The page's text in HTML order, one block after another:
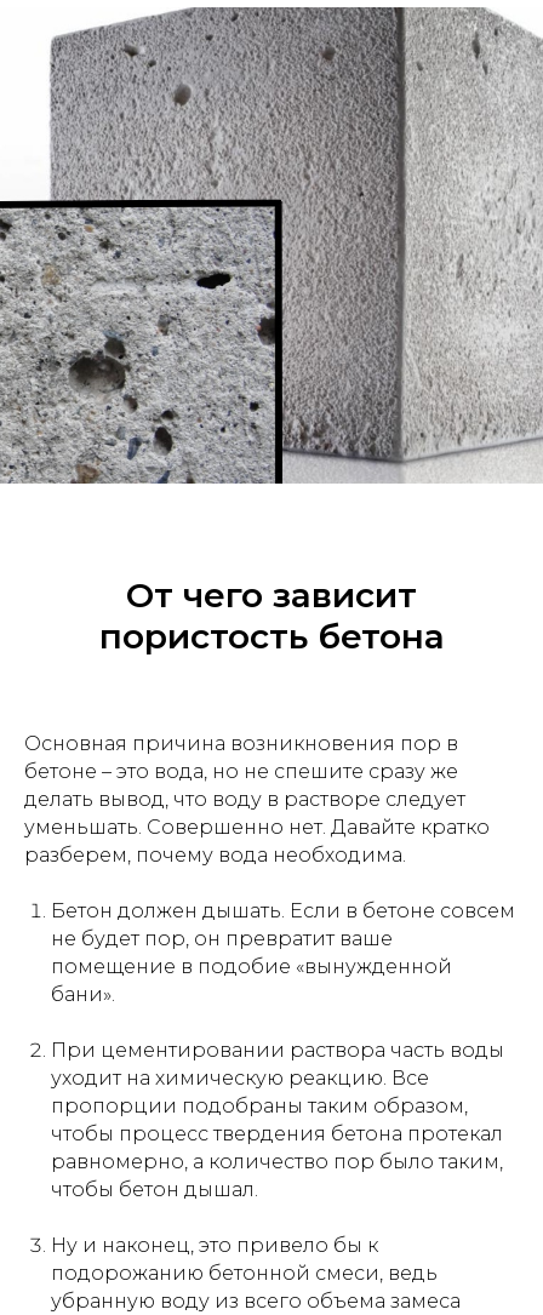
От чего зависит
пористость бетона
Основная причина возникновения пор в
бетоне – это вода, но не спешите сразу же
делать вывод, что воду в растворе следует
уменьшать. Совершенно нет. Давайте кратко
разберем, почему вода необходима.
Бетон должен дышать. Если в бетоне совсем
не будет пор, он превратит ваше
помещение в подобие «вынужденной
бани».
При цементировании раствора часть воды
уходит на химическую реакцию. Все
пропорции подобраны таким образом,
чтобы процесс твердения бетона протекал
равномерно, а количество пор было таким,
чтобы бетон дышал.
Ну и наконец, это привело бы к
подорожанию бетонной смеси, ведь
убранную воду из всего объема замеса